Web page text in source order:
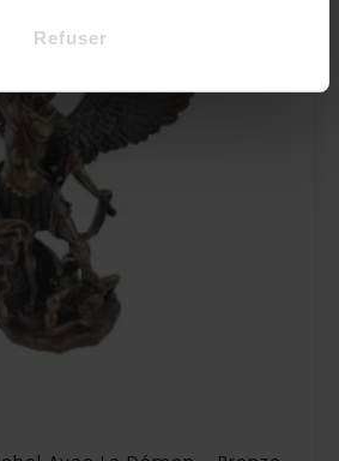
Refuser